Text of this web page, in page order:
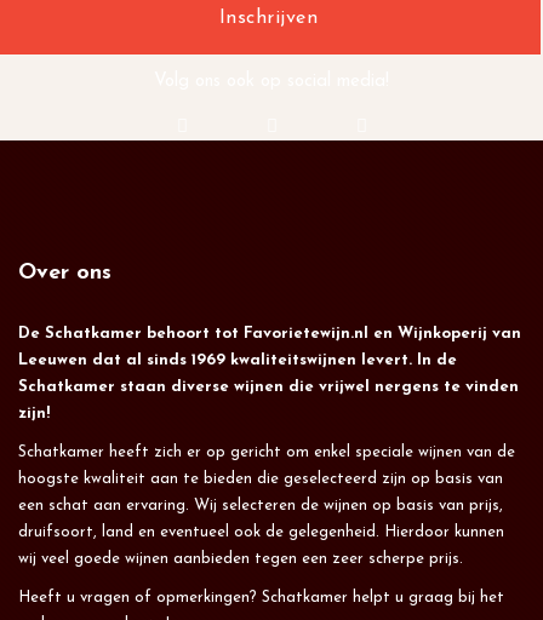
Over ons
De Schatkamer behoort tot Favorietewijn.nl en Wijnkoperij van
Leeuwen dat al sinds 1969 kwaliteitswijnen levert. In de
Schatkamer staan diverse wijnen die vrijwel nergens te vinden
zijn!
Schatkamer heeft zich er op gericht om enkel speciale wijnen van de
hoogste kwaliteit aan te bieden die geselecteerd zijn op basis van
een schat aan ervaring. Wij selecteren de wijnen op basis van prijs,
druifsoort, land en eventueel ook de gelegenheid. Hierdoor kunnen
wij veel goede wijnen aanbieden tegen een zeer scherpe prijs.
Heeft u vragen of opmerkingen? Schatkamer helpt u graag bij het